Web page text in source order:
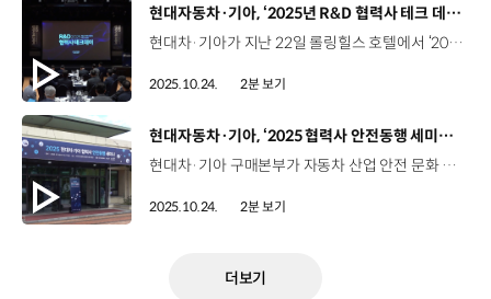
[동영상]
현대자동차·기아, ‘2025년 R&D 협력사 테크 데이’ 개최
현대차·기아가 지난 22일 롤링힐스 호텔에서 ‘2025 RD 협력사 테크 데이’를 개최했습니다. RD 협력사 테크 데이는 현대차·기아가 기술 개발과 품질 확보 측면에서 우수한 성과를 낸 협력사를 포상하고, 다방면의 기술 교류를 통해 상호 협력을 모색하는 자리인데요. 이번 행사에서 현대차·기아는 우수 협력사 기술 6건을 선정하고 우수 신기술 사례 발표와 전시회를 진행했으며 ‘코모스’가 개발한 ‘실내 공간 활용 증대를 위한 다기능 콘솔’ 기술이 최우수상으로 선정됐습니다. 오세훈 상무 / 현대자동차·기아 연구개발품질올해에는 어려운 경영 환경 속에서도 35개 협력사에서 43건의 신기술을 전시해 주셨는데요. 이런 활발한 기술 교류와 새로운 협력 기회 창출을 통해서 미래 경쟁력 확보에 큰 도움이 되었다고 생각합니다. 오원현 대표 / 세인아이엔디이번 행사를 통해 협력사와 동반 성장하려는 현대차·기아의 상생 협력 의지를 확인할 수 있는 계기가 되었습니다. 협력사들이 기술적인 자부심을 갖도록 격려해 주시길 부탁드리며, 또한 이를 통해 더 많은 신기술들이 도출되는 선순환 구조가 만들어지길 바라겠습니다. 신기술 동영상은 오는 11월까지 온라인에 게재해 현대차·기아를 비롯해 협력사 임직원들이 직접 확인할 수 있도록 할 예정입니다.
2025.10.24. 2분 보기
[동영상]
현대자동차·기아, ‘2025 협력사 안전동행 세미나’ 개최
현대차·기아 구매본부가 자동차 산업 안전 문화 확산을 위해 ‘2025 현대차·기아 협력사 안전동행 세미나’를 진행하고 있습니다. 지난 15일 안산에서 시작해 대구, 광주, 청주, 경주에서 총 16회 걸쳐 ‘찾아가는 세미나’ 형태로 열리는데요. 오는 11월 6일까지 1, 2, 3차 부품 협력사와 통합구매 협력사 등 4,000여 개사가 참여할 예정입니다. 현대차·기아는 세미나를 통해 공급망의 안전관리 강화 방안, 경영자가 알아야 할 사고 및 개선 사례를 공유해 협력사 대표자의 안전 인식을 강화하고 안전 모니터링 카메라, 지게차/크레인 센서 등 실질적이고 쉽게 적용 가능한 안전 솔루션을 제시했습니다. 정희섭 상무 / 현대자동차 상생협력실현대차·기아는 2023년부터 협력사의 안전설비 구축과 작업환경 개선 둥 비용 지원을 포함하여 다양한 교육, 컨설팅 등의 지원 사업을 전개하고 있으며, 앞으로도 그 폭을 더욱 넓혀갈 계획입니다. 자동차 산업 전반에 안전 중심의 문화가 확산되기를 기대하고 있습니다. 현대차·기아는 앞으로도 협력사의 안전을 자동차 산업 지속가능성의 중요한 가치로 인식하고 안전 문화 정착을 위해 지원을 아끼지 않을 예정입니다.
2025.10.24. 2분 보기
더보기